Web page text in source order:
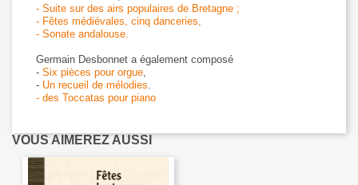
- Suite sur des airs populaires de Bretagne ;
- Fêtes médiévales, cinq danceries,
- Sonate andalouse.
Germain Desbonnet a également composé
- Six pièces pour orgue
- Un recueil de mélodies
- des Toccatas pour piano
VOUS AIMEREZ AUSSI